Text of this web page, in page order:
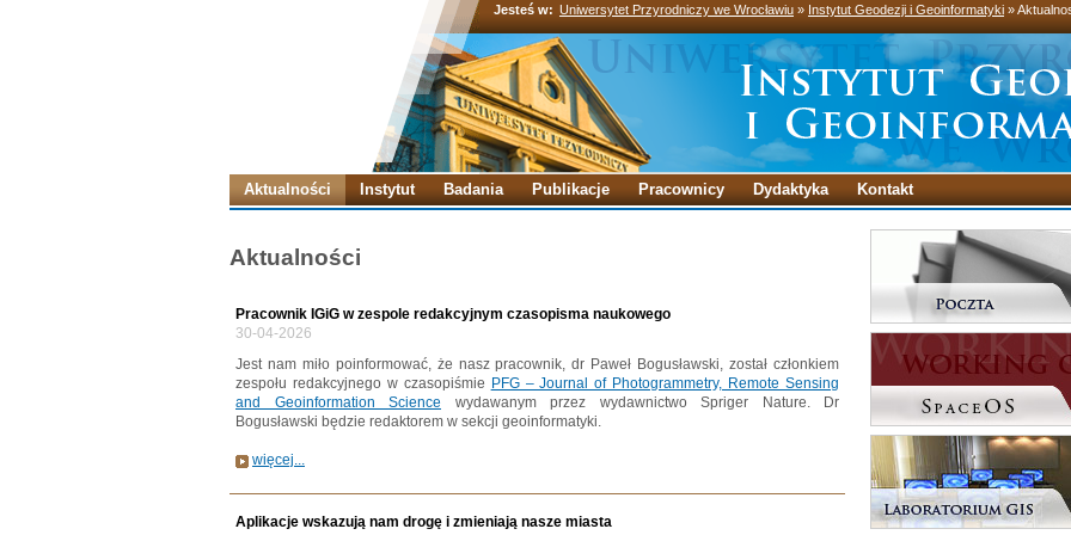
Jesteś w: Uniwersytet Przyrodniczy we Wrocławiu » Instytut Geodezji i Geoinformatyki »
Aktualności Instytut Badania Publikacje Pracownicy Dydaktyka Kontakt
Aktualności
Pracownik IGiG w zespole redakcyjnym czasopisma naukowego
30-04-2026
Jest nam miło poinformować, że nasz pracownik, dr Paweł Bogusławski, został członkiem
zespołu redakcyjnego w czasopiśmie PFG – Journal of Photogrammetry, Remote Sensing
and Geoinformation Science wydawanym przez wydawnictwo Spriger Nature. Dr
Bogusławski będzie redaktorem w sekcji geoinformatyki.
więcej...
Aplikacje wskazują nam drogę i zmieniają nasze miasta